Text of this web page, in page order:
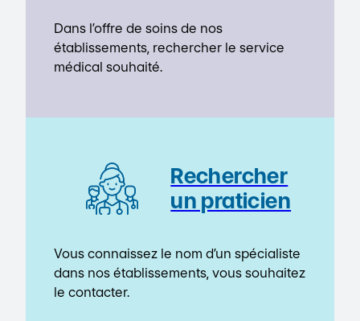
Dans l’offre de soins de nos
établissements, rechercher le service
médical souhaité.
Rechercher
un praticien
Vous connaissez le nom d’un spécialiste
dans nos établissements, vous souhaitez
le contacter.